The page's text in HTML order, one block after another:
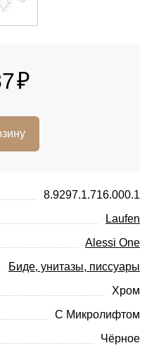
8.9297.1.716.000.1
Laufen
Alessi One
Биде, унитазы, писсуары
Хром
С Микролифтом
Чёрное